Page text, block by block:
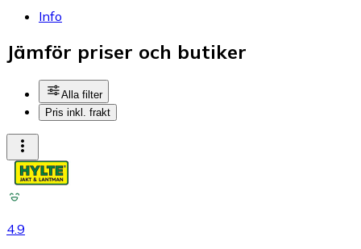
Info
Jämför priser och butiker
Alla filter
Pris inkl. frakt
4.9